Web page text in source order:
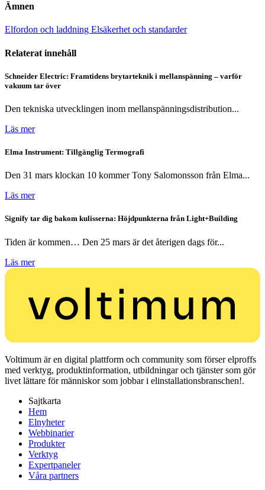
Ämnen
Elfordon och laddning Elsäkerhet och standarder
Relaterat innehåll
Schneider Electric: Framtidens brytarteknik i mellanspänning – varför
vakuum tar över
Den tekniska utvecklingen inom mellanspänningsdistribution...
Läs mer
Elma Instrument: Tillgänglig Termografi
Den 31 mars klockan 10 kommer Tony Salomonsson från Elma...
Läs mer
Signify tar dig bakom kulisserna: Höjdpunkterna från Light+Building
Tiden är kommen… Den 25 mars är det återigen dags för...
Läs mer
Voltimum är en digital plattform och community som förser elproffs
med verktyg, produktinformation, utbildningar och tjänster som gör
livet lättare för människor som jobbar i elinstallationsbranschen!.
Sajtkarta
Hem
Elnyheter
Webbinarier
Produkter
Verktyg
Expertpaneler
Våra partners